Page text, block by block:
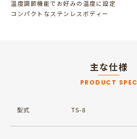
温度調節機能でお好みの温度に設定
コンパクトなステンレスボディー
主な仕様
PRODUCT SPEC
型式 TS-8